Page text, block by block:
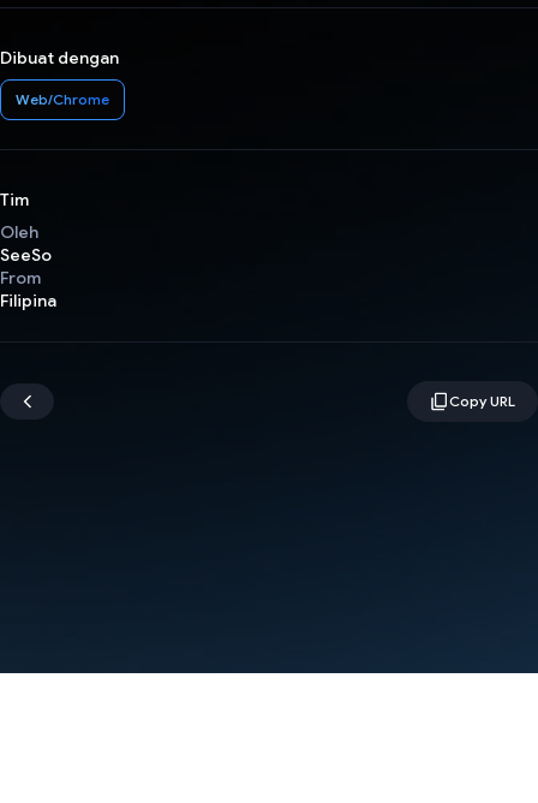
Dibuat dengan
Web/Chrome
Tim
Oleh
SeeSo
From
Filipina